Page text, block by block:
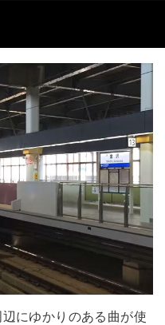
にゆかりのある曲が使